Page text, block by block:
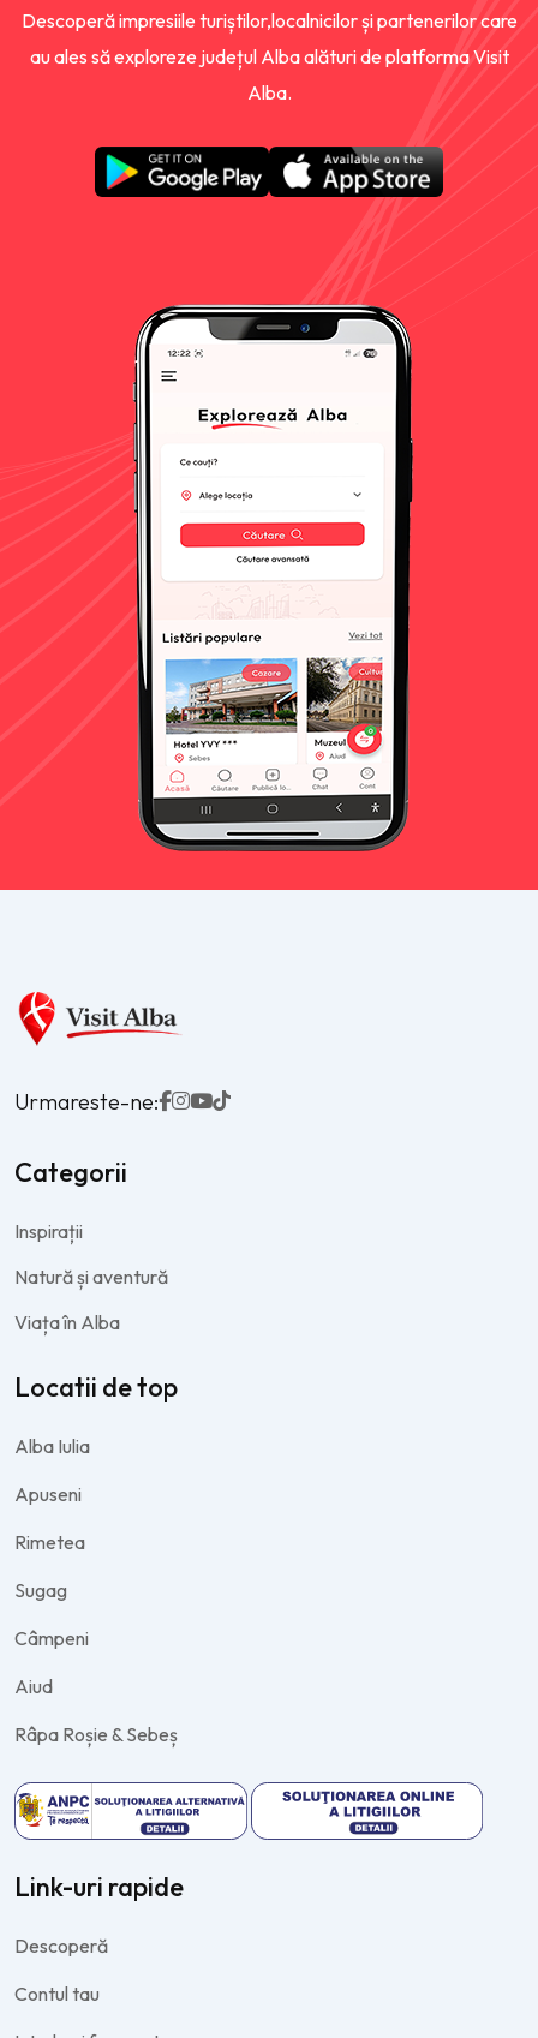
Descoperă impresiile turiștilor,localnicilor și partenerilor care
au ales să exploreze județul Alba alături de platforma Visit
Alba.
Urmareste-ne:
Categorii
Inspirații
Natură și aventură
Viața în Alba
Locatii de top
Alba Iulia
Apuseni
Rimetea
Sugag
Câmpeni
Aiud
Râpa Roșie & Sebeș
Link-uri rapide
Descoperă
Contul tau